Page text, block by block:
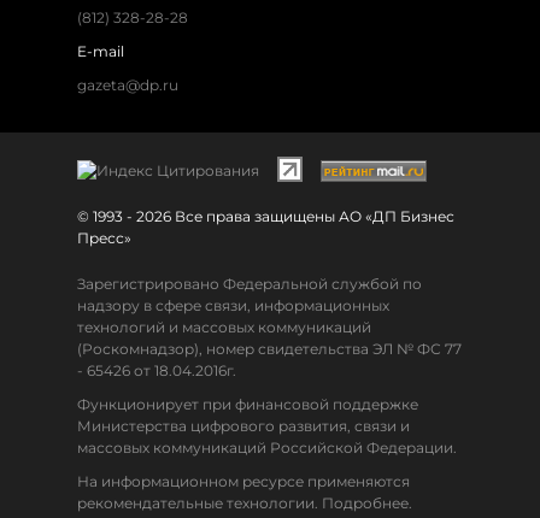
(812) 328-28-28
E-mail
gazeta@dp.ru
© 1993 - 2026 Все права защищены АО «ДП Бизнес
Пресс»
Зарегистрировано Федеральной службой по
надзору в сфере связи, информационных
технологий и массовых коммуникаций
(Роскомнадзор), номер свидетельства ЭЛ № ФС 77
- 65426 от 18.04.2016г.
Функционирует при финансовой поддержке
Министерства цифрового развития, связи и
массовых коммуникаций Российской Федерации.
На информационном ресурсе применяются
рекомендательные технологии. Подробнее.